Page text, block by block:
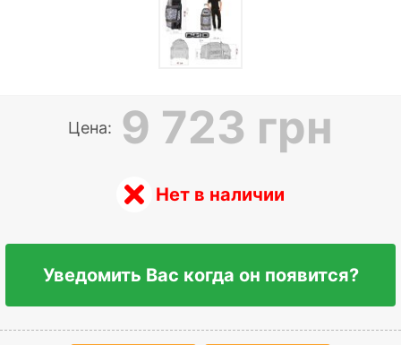
Цена: 9 723 грн
Нет в наличии
Уведомить Вас когда он появится?